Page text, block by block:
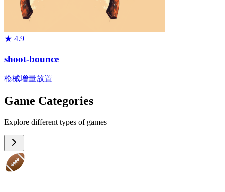
★ 4.9
shoot-bounce
枪械增量放置
Game Categories
Explore different types of games